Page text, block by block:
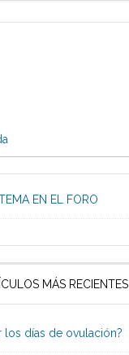
EN EL FORO
MÁS RECIENTES
los días de ovulación?